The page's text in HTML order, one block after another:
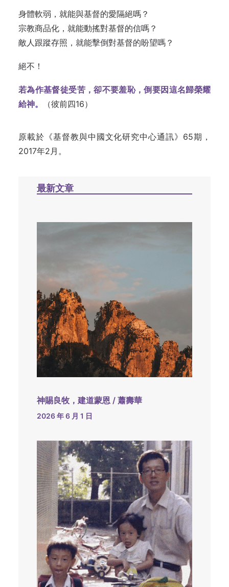
身體軟弱，就能與基督的愛隔絕嗎？
宗教商品化，就能動搖對基督的信嗎？
敵人跟蹤存照，就能擊倒對基督的盼望嗎？
絕不！
若為作基督徒受苦，卻不要羞恥，倒要因這名歸榮耀
給神。
（彼前四16）
原載於《基督教與中國文化研究中心通訊》65期，
2017年2月。
最新文章
神賜良牧，建道蒙恩 / 蕭壽華
2026 年 6 月 1 日